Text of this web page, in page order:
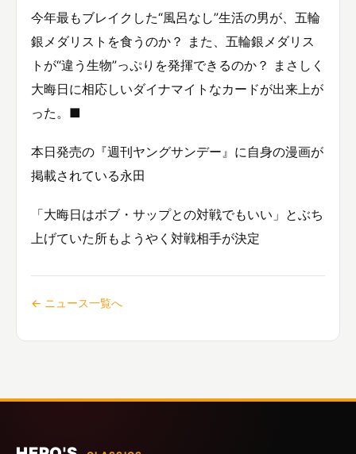
今年最もブレイクした“風呂なし”生活の男が、五輪
銀メダリストを食うのか？ また、五輪銀メダリス
トが“違う生物”っぷりを発揮できるのか？ まさしく
大晦日に相応しいダイナマイトなカードが出来上が
った。■
本日発売の『週刊ヤングサンデー』に自身の漫画が
掲載されている永田
「大晦日はボブ・サップとの対戦でもいい」とぶち
上げていた所もようやく対戦相手が決定
← ニュース一覧へ